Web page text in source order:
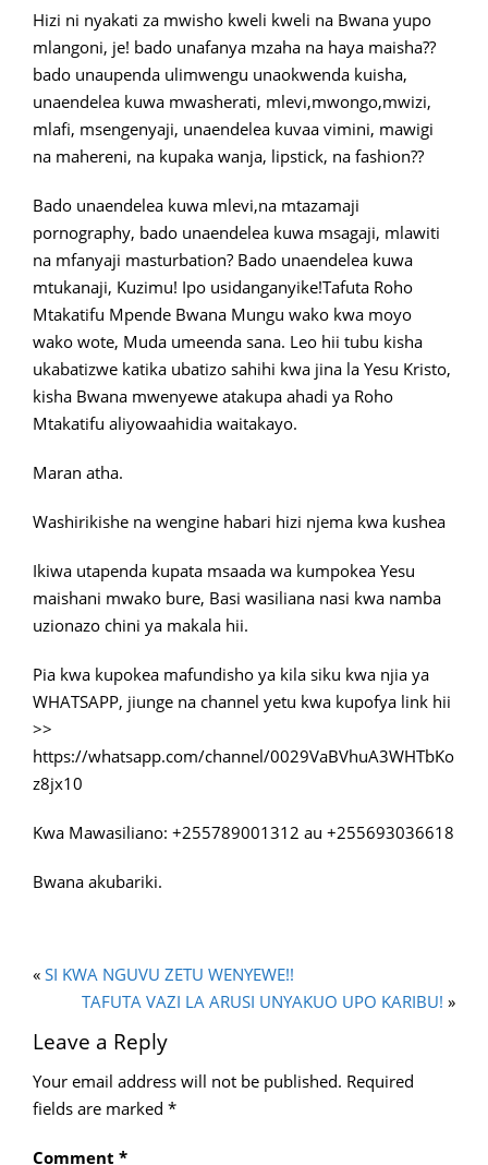
Hizi ni nyakati za mwisho kweli kweli na Bwana yupo
mlangoni, je! bado unafanya mzaha na haya maisha??
bado unaupenda ulimwengu unaokwenda kuisha,
unaendelea kuwa mwasherati, mlevi,mwongo,mwizi,
mlafi, msengenyaji, unaendelea kuvaa vimini, mawigi
na mahereni, na kupaka wanja, lipstick, na fashion??
Bado unaendelea kuwa mlevi,na mtazamaji
pornography, bado unaendelea kuwa msagaji, mlawiti
na mfanyaji masturbation? Bado unaendelea kuwa
mtukanaji, Kuzimu! Ipo usidanganyike!Tafuta Roho
Mtakatifu Mpende Bwana Mungu wako kwa moyo
wako wote, Muda umeenda sana. Leo hii tubu kisha
ukabatizwe katika ubatizo sahihi kwa jina la Yesu Kristo,
kisha Bwana mwenyewe atakupa ahadi ya Roho
Mtakatifu aliyowaahidia waitakayo.
Maran atha.
Washirikishe na wengine habari hizi njema kwa kushea
Ikiwa utapenda kupata msaada wa kumpokea Yesu
maishani mwako bure, Basi wasiliana nasi kwa namba
uzionazo chini ya makala hii.
Pia kwa kupokea mafundisho ya kila siku kwa njia ya
WHATSAPP, jiunge na channel yetu kwa kupofya link hii
>>
https://whatsapp.com/channel/0029VaBVhuA3WHTbKo
z8jx10
Kwa Mawasiliano: +255789001312 au +255693036618
Bwana akubariki.
« SI KWA NGUVU ZETU WENYEWE!!
TAFUTA VAZI LA ARUSI UNYAKUO UPO KARIBU! »
Leave a Reply
Your email address will not be published. Required
fields are marked *
Comment *